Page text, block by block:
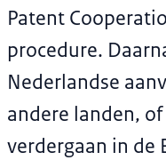
Patent
procedure.
Nederlandse
andere landen,
verdergaan in de